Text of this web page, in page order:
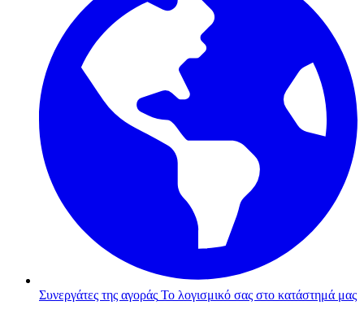
Συνεργάτες της αγοράς Το λογισμικό σας στο κατάστημά μας